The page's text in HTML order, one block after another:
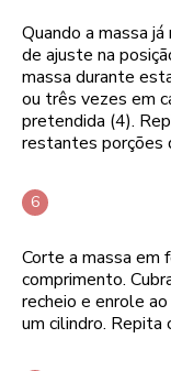
Quando a massa
de ajuste na
massa durante
ou três vezes em
pretendida (4).
restantes porções
Corte a massa em
comprimento.
recheio e enrole
um cilindro.